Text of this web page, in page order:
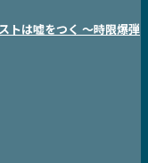
トは嘘をつく ～時限爆弾